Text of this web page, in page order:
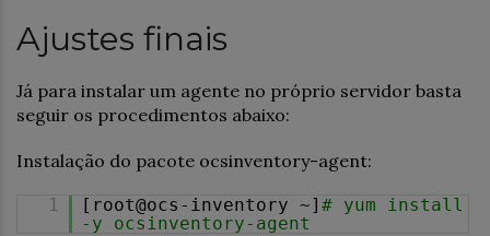
Ajustes finais
Já para instalar um agente no próprio servidor basta
seguir os procedimentos abaixo:
Instalação do pacote ocsinventory-agent:
1 [root@ocs-inventory ~] # yum install
-y ocsinventory-agent